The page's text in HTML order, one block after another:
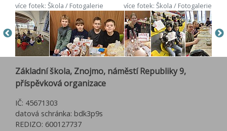
více fotek: Škola / Fotogalerie více fotek: Škola / Fotogalerie
Základní škola, Znojmo, náměstí Republiky 9,
příspěvková organizace
IČ: 45671303
datová schránka: bdk3p9s
REDIZO: 600127737